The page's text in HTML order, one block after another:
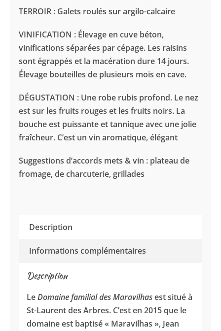
TERROIR : Galets roulés sur argilo-calcaire
VINIFICATION : Élevage en cuve béton,
vinifications séparées par cépage. Les raisins
sont égrappés et la macération dure 14 jours.
Élevage bouteilles de plusieurs mois en cave.
DÉGUSTATION : Une robe rubis profond. Le nez
est sur les fruits rouges et les fruits noirs. La
bouche est puissante et tannique avec une jolie
fraîcheur. C’est un vin aromatique, élégant
Suggestions d’accords mets & vin : plateau de
fromage, de charcuterie, grillades
Description
Informations complémentaires
Description
LeDomaine familial des Maravilhasest situé à
St-Laurent des Arbres. C’est en 2015 que le
domaine est baptisé « Maravilhas », Jean